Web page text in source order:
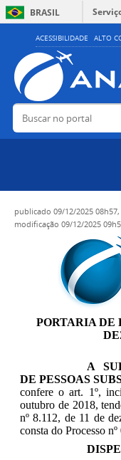
ACESSIBILIDADE ALTO
BRASIL
Buscar no portal
publicado 09/12/2025 08h57,
modificação 09/12/2025
PORTARIA DE
A
DE PESSOAS
confere o art. 1º,
outubro de 2018,
nº 8.112, de 11 de
consta do Processo